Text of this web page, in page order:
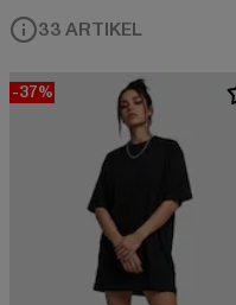
33 ARTIKEL
-37%